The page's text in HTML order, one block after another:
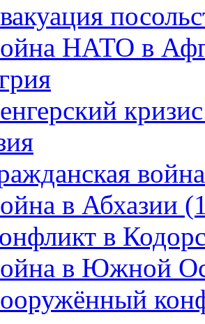
НАТО в
в Абхазии
в
в Южной